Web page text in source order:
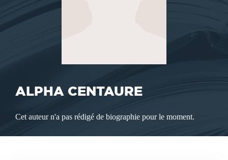
ALPHA CENTAURE
Cet auteur n'a pas rédigé de biographie pour le moment.